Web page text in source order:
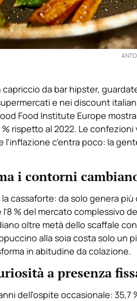
da bar hipster,
e nei discount
Food Institute Europe
rispetto al 2022. Le
c’entra poco: la
i contorni
cassaforte: da solo genera più
% del mercato complessivo
oltre metà dello scaffale
alla soia costa solo un
in abitudine da colazione.
a presenza
dell’ospite occasionale: 35,7